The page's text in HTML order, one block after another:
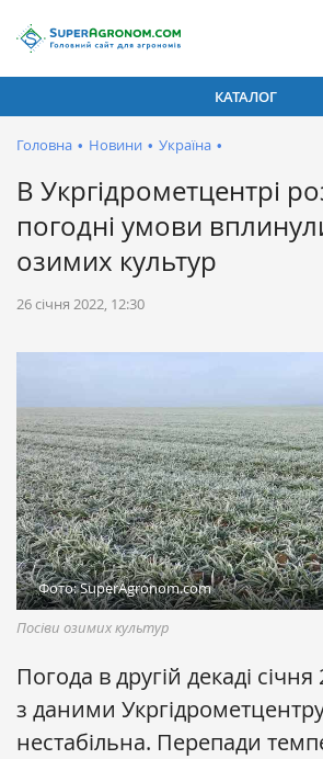
КАТАЛОГ
Головна • Новини • Україна •
В Укргідрометцентрі
погодні умови
озимих культур
26 січня 2022, 12:30
Фото: SuperAgronom.com
Посіви озимих культур
Погода в другій декаді січня
з даними
нестабільна. Перепади